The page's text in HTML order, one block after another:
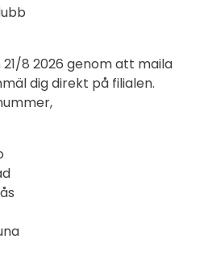
8 2026 genom att maila
dig direkt på filialen.